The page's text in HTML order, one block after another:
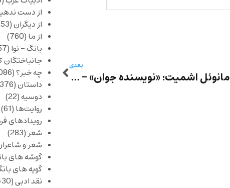
بعدی
اریک امانوئل اشمیت: «نویسنده جوان» – به ترجمه رباب خمیس
از دست
از دیگران(253)
از ما (760)
بانگ – نوا (357)
جانباختگان
چه خبر؟(1,086)
داستان(376)
دوسیه(22)
روایت‌ها (61)
رویدادهای
شعر (283)
شعر و
گوشه های
گویه های
نقد ادبی(430)